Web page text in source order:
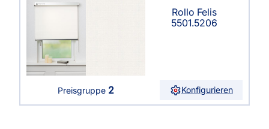
Rollo Felis
5501.5206
Preisgruppe 2 Konfigurieren